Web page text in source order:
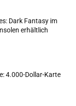
Dark Fantasy im
erhältlich
4.000-Dollar-Karte